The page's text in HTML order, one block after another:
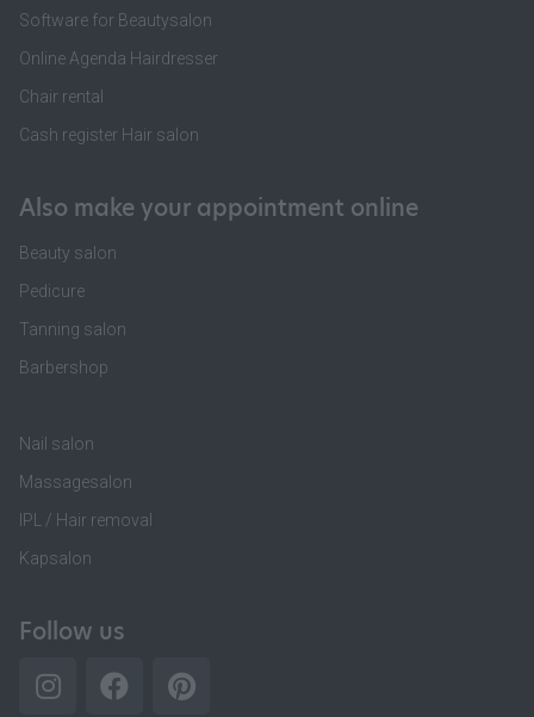
Software for Beautysalon
Online Agenda Hairdresser
Chair rental
Cash register Hair salon
Also make your appointment online
Beauty salon
Pedicure
Tanning salon
Barbershop
Nail salon
Massagesalon
IPL / Hair removal
Kapsalon
Follow us